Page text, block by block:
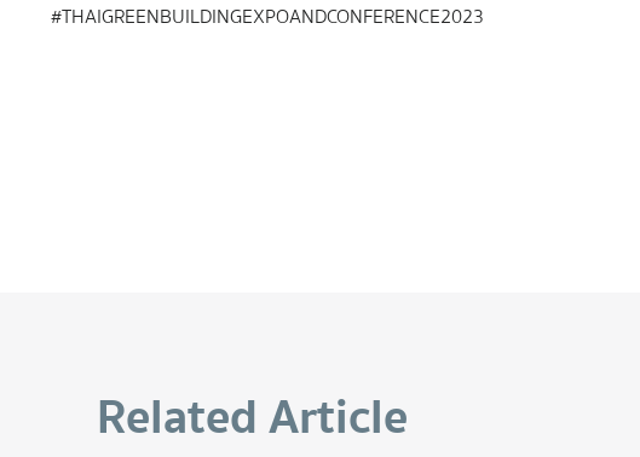
#THAIGREENBUILDINGEXPOANDCONFERENCE2023
Related Article